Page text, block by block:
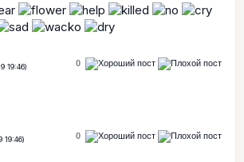
0
19:46)
0
19:46)